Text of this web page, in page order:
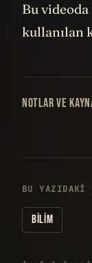
Bu
kullanılan
NOTLAR VE
BU YAZIDAKI
BILIM